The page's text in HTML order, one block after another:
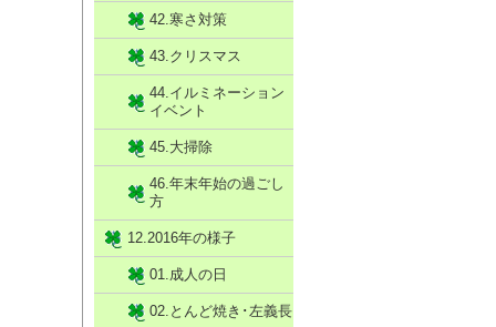
42.寒さ対策
43.クリスマス
44.イルミネーション
イベント
45.大掃除
46.年末年始の過ごし
方
12.2016年の様子
01.成人の日
02.とんど焼き･左義長